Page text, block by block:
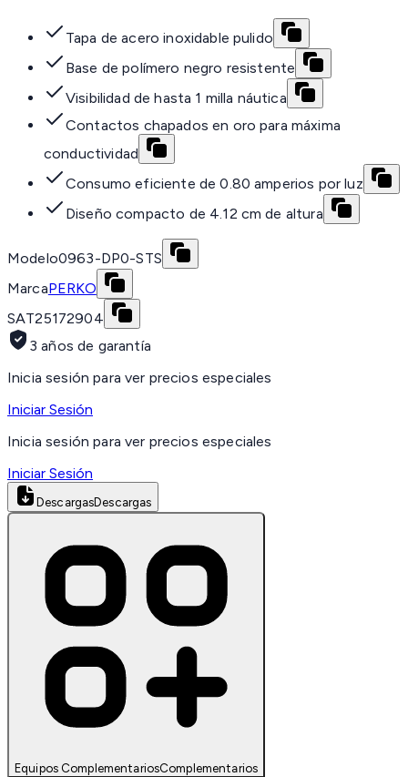
Tapa de acero inoxidable pulido
Base de polímero negro resistente
Visibilidad de hasta 1 milla náutica
Contactos chapados en oro para máxima
conductividad
Consumo eficiente de 0.80 amperios por luz
Diseño compacto de 4.12 cm de altura
Modelo0963-DP0-STS
MarcaPERKO
SAT25172904
3 años de garantía
Inicia sesión para ver precios especiales
Iniciar Sesión
Inicia sesión para ver precios especiales
Iniciar Sesión
DescargasDescargas
Equipos ComplementariosComplementarios